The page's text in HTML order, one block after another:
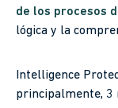
de los procesos
lógica y la
Intelligence
principalmente, 3